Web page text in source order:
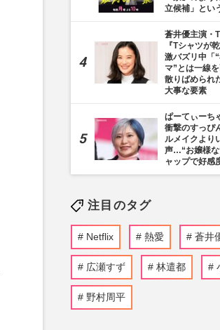
立候補」とい
蒼井優主演・
『Tシャツが
激バズリ中「
マ”とは一線
散りばめられ
大事な要素
ぱーてぃーち
衝撃のすっぴ
ルメイクより
声…“お嬢様な
ャップで好感
注目のタグ
Netflix 熱愛 蒼井
広瀬すず 林遣都
野村周平